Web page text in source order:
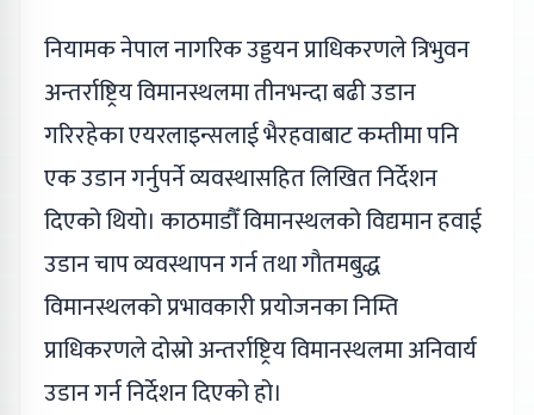
नियामक नेपाल नागरिक उड्डयन प्राधिकरणले त्रिभुवन
अन्तर्राष्ट्रिय विमानस्थलमा तीनभन्दा बढी उडान
गरिरहेका एयरलाइन्सलाई भैरहवाबाट कम्तीमा पनि
एक उडान गर्नुपर्ने व्यवस्थासहित लिखित निर्देशन
दिएको थियो। काठमाडौँ विमानस्थलको विद्यमान हवाई
उडान चाप व्यवस्थापन गर्न तथा गौतमबुद्ध
विमानस्थलको प्रभावकारी प्रयोजनका निम्ति
प्राधिकरणले दोस्रो अन्तर्राष्ट्रिय विमानस्थलमा अनिवार्य
उडान गर्न निर्देशन दिएको हो।